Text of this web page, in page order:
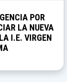
POR
LA NUEVA
I.E. VIRGEN